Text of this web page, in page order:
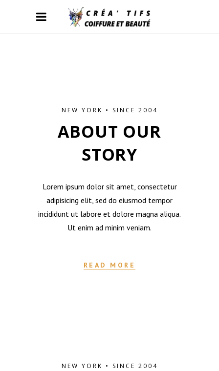
NEW YORK • SINCE 2004
ABOUT OUR
STORY
Lorem ipsum dolor sit amet, consectetur
adipisicing elit, sed do eiusmod tempor
incididunt ut labore et dolore magna aliqua.
Ut enim ad minim veniam.
READ MORE
NEW YORK • SINCE 2004